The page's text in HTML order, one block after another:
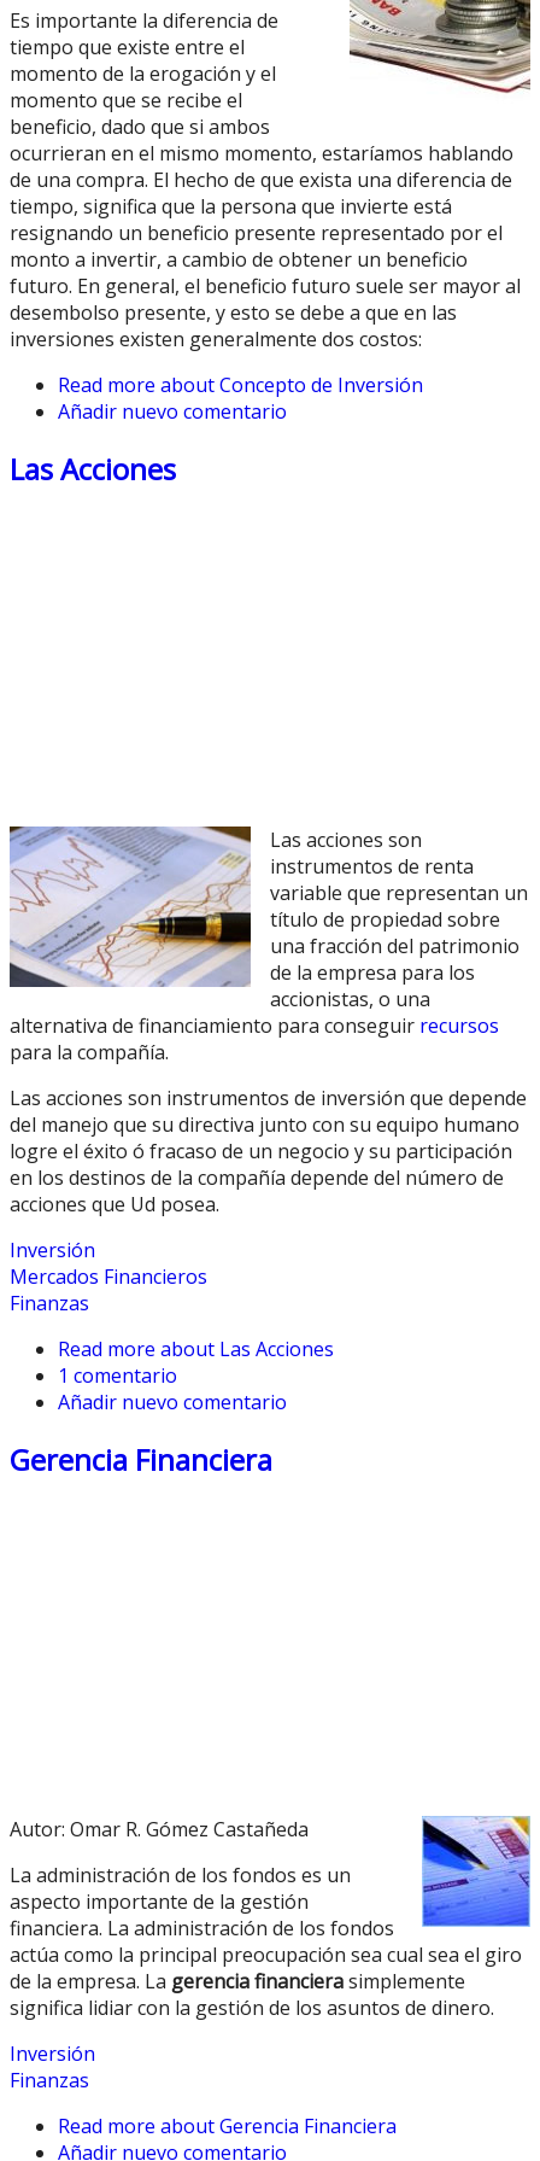
Es importante la diferencia de
tiempo que existe entre el
momento de la erogación y el
momento que se recibe el
beneficio, dado que si ambos
ocurrieran en el mismo momento, estaríamos hablando
de una compra. El hecho de que exista una diferencia de
tiempo, significa que la persona que invierte está
resignando un beneficio presente representado por el
monto a invertir, a cambio de obtener un beneficio
futuro. En general, el beneficio futuro suele ser mayor al
desembolso presente, y esto se debe a que en las
inversiones existen generalmente dos costos:
Read more about Concepto de Inversión
Añadir nuevo comentario
Las Acciones
Las acciones son
instrumentos de renta
variable que representan un
título de propiedad sobre
una fracción del patrimonio
de la empresa para los
accionistas, o una
alternativa de financiamiento para conseguir recursos
para la compañía.
Las acciones son instrumentos de inversión que depende
del manejo que su directiva junto con su equipo humano
logre el éxito ó fracaso de un negocio y su participación
en los destinos de la compañía depende del número de
acciones que Ud posea.
Inversión
Mercados Financieros
Finanzas
Read more about Las Acciones
1 comentario
Añadir nuevo comentario
Gerencia Financiera
Autor: Omar R. Gómez Castañeda
La administración de los fondos es un
aspecto importante de la gestión
financiera. La administración de los fondos
actúa como la principal preocupación sea cual sea el giro
de la empresa. La gerencia financierasimplemente
significa lidiar con la gestión de los asuntos de dinero.
Inversión
Finanzas
Read more about Gerencia Financiera
Añadir nuevo comentario